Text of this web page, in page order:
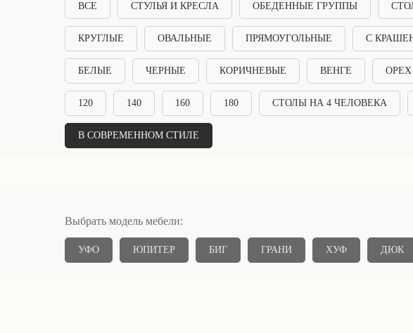
ВСЕ СТУЛЬЯ И КРЕСЛА ОБЕДЕННЫЕ ГРУППЫ
КРУГЛЫЕ ОВАЛЬНЫЕ ПРЯМОУГОЛЬНЫЕ С
БЕЛЫЕ ЧЕРНЫЕ КОРИЧНЕВЫЕ ВЕНГЕ ОРЕХ
120 140 160 180 СТОЛЫ НА 4 ЧЕЛОВЕКА
В СОВРЕМЕННОМ СТИЛЕ
Выбрать модель мебели:
УФО ЮПИТЕР БИГ ГРАНИ ХУФ ДЮК